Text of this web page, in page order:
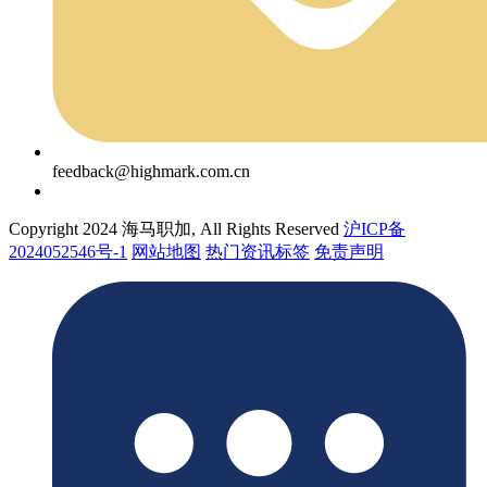
feedback@highmark.com.cn
Copyright 2024 海马职加, All Rights Reserved 沪ICP备
2024052546号-1 网站地图 热门资讯标签 免责声明